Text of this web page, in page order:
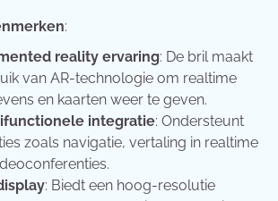
:
reality ervaring: De bril maakt
van AR-technologie om realtime
en kaarten weer te geven.
integratie: Ondersteunt
zoals navigatie, vertaling in realtime
: Biedt een hoog-resolutie